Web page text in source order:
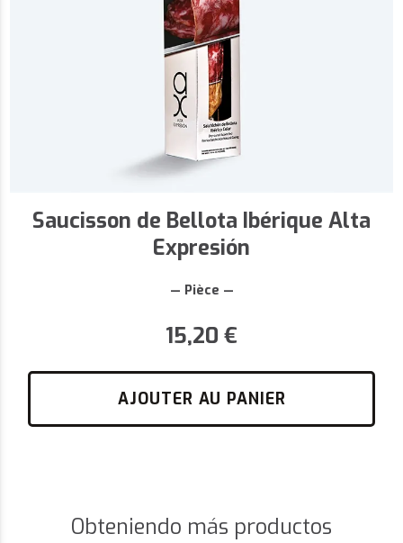
Saucisson de Bellota Ibérique Alta
Expresión
— Pièce —
15,20 €
AJOUTER AU PANIER
Obteniendo más productos